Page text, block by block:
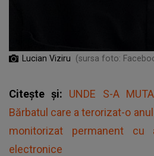
Lucian Viziru (sursa foto:
Citește și: UNDE S-A
Bărbatul care a terorizat-o
monitorizat permanent cu
electronice